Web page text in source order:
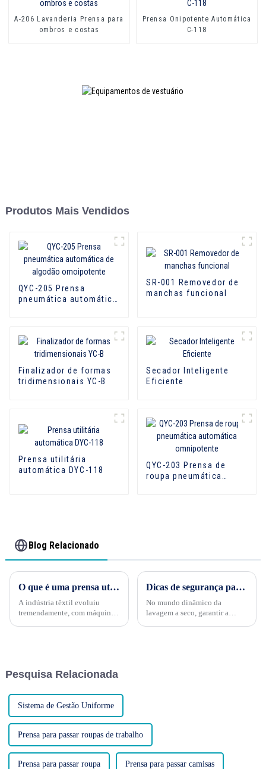
A-206 Lavanderia Prensa para
ombros e costas
Prensa Onipotente Automática
C-118
Produtos Mais Vendidos
QYC-205 Prensa
pneumática automática
SR-001 Removedor de
manchas funcional
Finalizador de formas
tridimensionais YC-B
Secador Inteligente
Eficiente
Prensa utilitária
automática DYC-118
QYC-203 Prensa de
roupa pneumática
Blog Relacionado
O que é uma prensa utilitária de algodão e como ela funciona?
A indústria têxtil evoluiu
tremendamente, com máquinas
desempenha um papel crucial...
Dicas de segurança para operar equipamentos de lavagem a seco: priorizando a segurança no cuidado com as roupas
No mundo dinâmico da
lavagem a seco, garantir a
Pesquisa Relacionada
Sistema de Gestão Uniforme
Prensa para passar roupas de trabalho
Prensa para passar roupa Prensa para passar camisas